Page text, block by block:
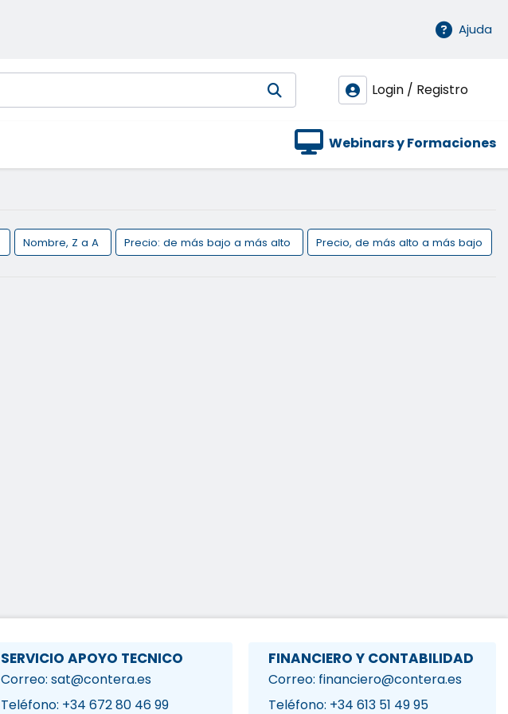
Ajuda
Login / Registro
Webinars y Formaciones
Nombre, Z a A Precio: de más bajo a más alto Precio, de más alto a más bajo
SERVICIO APOYO TECNICO
Correo: sat@contera.es
Teléfono: +34 672 80 46 99
FINANCIERO Y CONTABILIDAD
Correo: financiero@contera.es
Teléfono: +34 613 51 49 95